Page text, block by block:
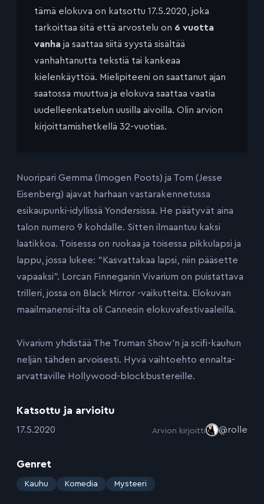
tämä elokuva on katsottu 17.5.2020, joka
tarkoittaa sitä että arvostelu on 6 vuotta
vanha ja saattaa siitä syystä sisältää
vanhahtanutta tekstiä tai kankeaa
kielenkäyttöä. Mielipiteeni on saattanut ajan
saatossa muuttua ja elokuva saattaa vaatia
uudelleenkatselun uusilla aivoilla. Olin arvion
kirjoittamishetkellä 32-vuotias.
Nuoripari Gemma (Imogen Poots) ja Tom (Jesse
Eisenberg) ajavat harhaan vastarakennetussa
esikaupunki-idyllissä Yondersissa. He päätyvät aina
talon numero 9 kohdalle. Sitten ilmaantuu kaksi
laatikkoa. Toisessa on ruokaa ja toisessa pikkulapsi ja
lappu, jossa lukee: ”Kasvattakaa lapsi, niin pääsette
vapaaksi”. Lorcan Finneganin Vivarium on puistattava
trilleri, jossa on Black Mirror -vaikutteita. Elokuvan
maailmanensi-ilta oli Cannesin elokuvafestivaaleilla.
Vivarium yhdistää The Truman Show’n ja scifi-kauhun
neljän tähden arvoisesti. Hyvä vaihtoehto ennalta-
arvattaville Hollywood-blockbustereille.
Katsottu ja arvioitu
:17.5.2020 Arvion kirjoitti @rolle
Genret
: Kauhu Komedia Mysteeri